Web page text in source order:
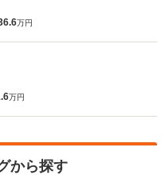
万円
万円
から探す